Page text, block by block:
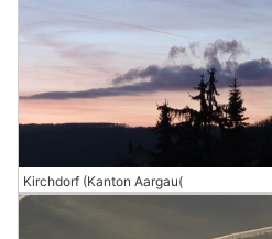
Kirchdorf (Kanton Aargau(